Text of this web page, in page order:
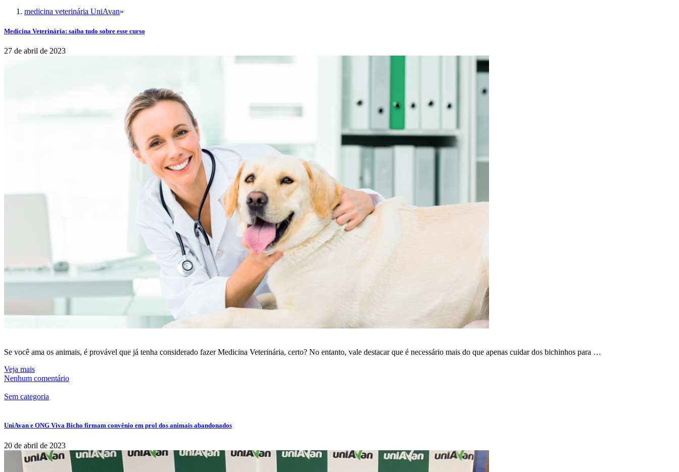
medicina veterinária UniAvan»
Medicina Veterinária: saiba tudo sobre esse curso
27 de abril de 2023
Se você ama os animais, é provável que já tenha considerado fazer Medicina Veterinária, certo? No entanto, vale destacar que é necessário mais do que apenas cuidar dos bichinhos para …
Veja mais
Nenhum comentário
Sem categoria
UniAvan e ONG Viva Bicho firmam convênio em prol dos animais abandonados
20 de abril de 2023